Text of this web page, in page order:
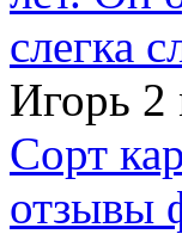
слегка
Игорь 2
Сорт
отзывы